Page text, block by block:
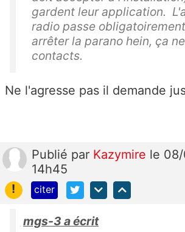
gardent leur application.
radio passe
arrêter la parano hein, ça
contacts.
Ne l'agresse pas il demande
Publié par Kazymire le
14h45
!
citer
mgs-3 a écrit